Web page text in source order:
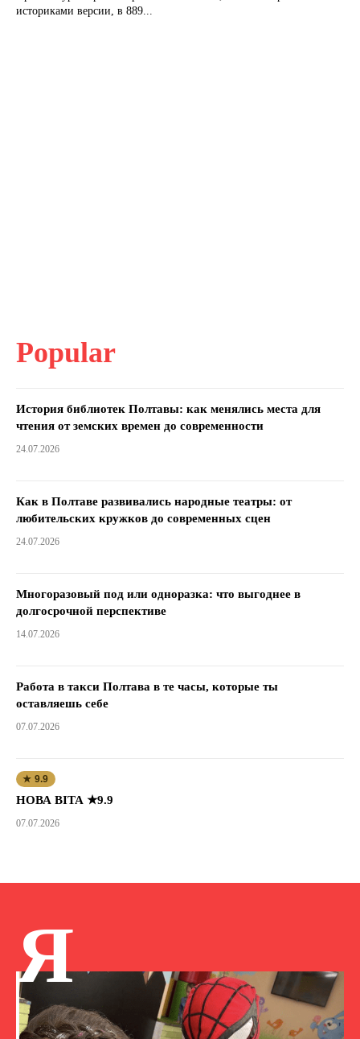
историками версии, в 889...
Popular
История библиотек Полтавы: как менялись места для
чтения от земских времен до современности
24.07.2026
Как в Полтаве развивались народные театры: от
любительских кружков до современных сцен
24.07.2026
Многоразовый под или одноразка: что выгоднее в
долгосрочной перспективе
14.07.2026
Работа в такси Полтава в те часы, которые ты
оставляешь себе
07.07.2026
★ 9.9
НОВА ВІТА ★9.9
07.07.2026
Я